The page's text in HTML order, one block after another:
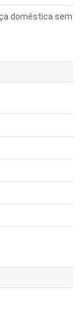
doméstica sem